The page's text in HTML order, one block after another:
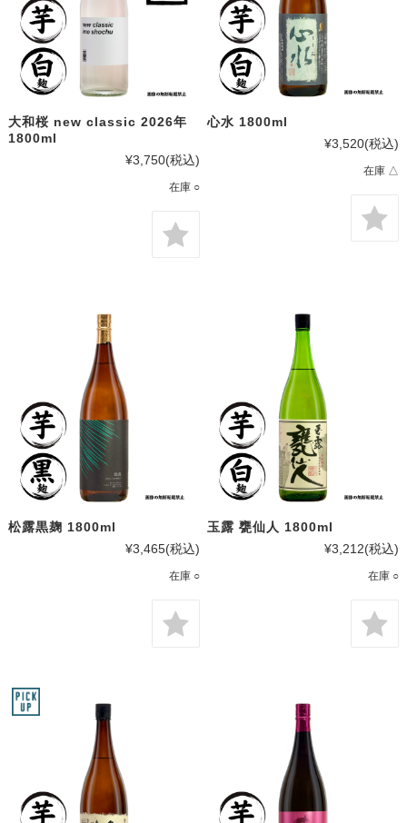
大和桜 new classic 2026年
1800ml
¥3,750(税込)
在庫 ○
心水 1800ml
¥3,520(税込)
在庫 △
松露黒麹 1800ml
¥3,465(税込)
在庫 ○
玉露 甕仙人 1800ml
¥3,212(税込)
在庫 ○